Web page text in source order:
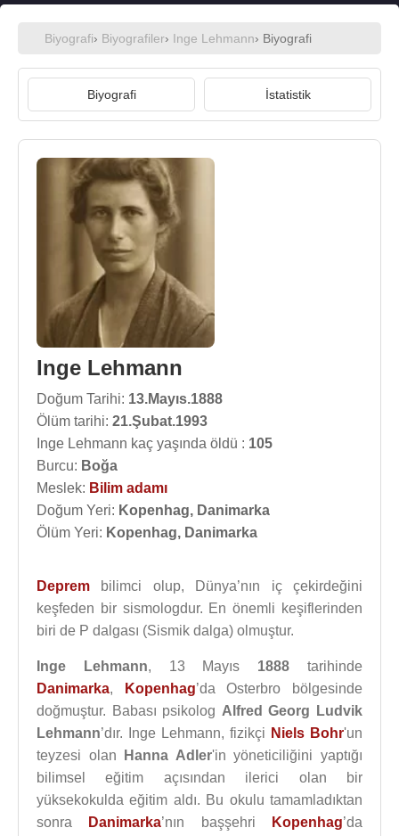
Biyografi› Biyografiler› Inge Lehmann› Biyografi
Biyografi İstatistik
Inge Lehmann
Doğum Tarihi: 13.Mayıs.1888
Ölüm tarihi: 21.Şubat.1993
Inge Lehmann kaç yaşında öldü : 105
Burcu: Boğa
Meslek: Bilim adamı
Doğum Yeri: Kopenhag, Danimarka
Ölüm Yeri: Kopenhag, Danimarka
Deprem bilimci olup, Dünya’nın iç çekirdeğini
keşfeden bir sismologdur. En önemli keşiflerinden
biri de P dalgası (Sismik dalga) olmuştur.
Inge Lehmann, 13 Mayıs 1888 tarihinde
Danimarka, Kopenhag’da Osterbro bölgesinde
doğmuştur. Babası psikolog Alfred Georg Ludvik
Lehmann’dır. Inge Lehmann, fizikçi Niels Bohr'un
teyzesi olan
Hanna Adler'in yöneticiliğini yaptığı
bilimsel eğitim açısından ilerici olan bir
yüksekokulda eğitim aldı. Bu okulu tamamladıktan
sonra
Danimarka’nın başşehri Kopenhag’da